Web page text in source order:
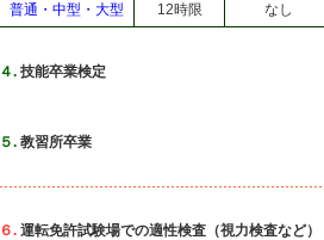
普通・中型・大型 12時限 なし
４. 技能卒業検定
５. 教習所卒業
６. 運転免許試験場での適性検査（視力検査など）